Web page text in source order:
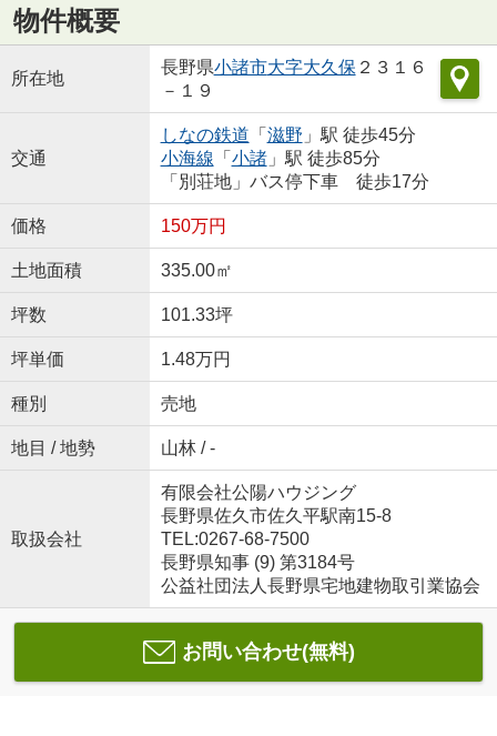
物件概要
所在地
長野県小諸市大字大久保 ２３１６
－１９
交通
しなの鉄道 「 滋野 」駅 徒歩45分
小海線 「 小諸」駅 徒歩85分
「別荘地」バス停下車 徒歩17分
価格 150万円
土地面積 335.00㎡
坪数 101.33坪
坪単価 1.48万円
種別 売地
地目 / 地勢 山林 / -
取扱会社
有限会社公陽ハウジング
長野県佐久市佐久平駅南15-8
TEL:0267-68-7500
長野県知事 (9) 第3184号
公益社団法人長野県宅地建物取引業協会
お問い合わせ(無料)